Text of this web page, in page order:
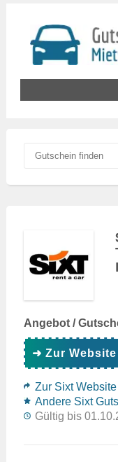
Angebot /
➜ Zur Website
Zur Sixt Website
Andere Sixt
Gültig bis